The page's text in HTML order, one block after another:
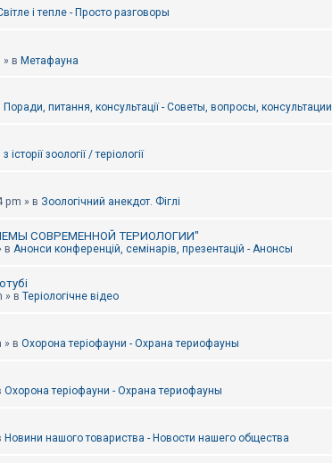
і тепле - Просто разговоры
» в Метафауна
Поради, питання, консультації - Советы, вопросы, консультации
з історії зоології / теріології
pm » в Зоологічний анекдот. Фіглі
СОВРЕМЕННОЙ ТЕРИОЛОГИИ"
в Анонси конференцій, семінарів, презентацій - Анонсы
» в Теріологічне відео
» в Охорона теріофауни - Охрана териофауны
Охорона теріофауни - Охрана териофауны
Новини нашого товариства - Новости нашего общества